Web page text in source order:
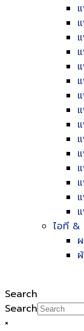
ไอที
Search
Search
×